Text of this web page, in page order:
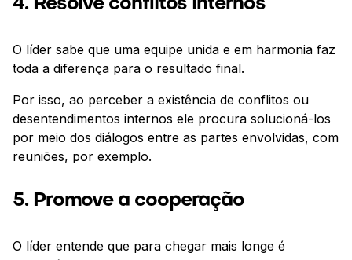
4. Resolve conflitos internos
O líder sabe que uma equipe unida e em harmonia faz
toda a diferença para o resultado final.
Por isso, ao perceber a existência de conflitos ou
desentendimentos internos ele procura solucioná-los
por meio dos diálogos entre as partes envolvidas, com
reuniões, por exemplo.
5. Promove a cooperação
O líder entende que para chegar mais longe é